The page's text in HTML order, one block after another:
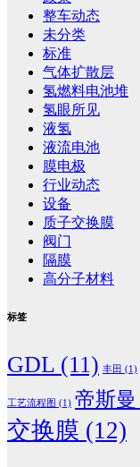
整车动态
未分类
标准
气体扩散层
氢燃料电池堆
氢眼所见
液氢
液流电池
膜电极
行业动态
设备
质子交换膜
阀门
隔膜
高分子材料
标签
GDL (11) 丰田 (1)
工艺流程图 (1) 帝斯曼
交换膜 (12)